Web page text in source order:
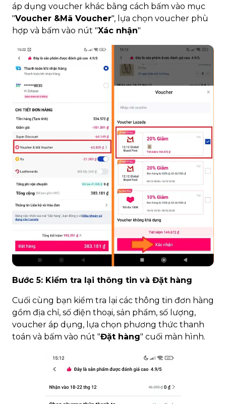
áp dụng voucher khác bằng cách bấm vào mục
"Voucher &Mã Voucher", lựa chọn voucher phù
hợp và bấm vào nút "Xác nhận"
Bước 5: Kiểm tra lại thông tin và Đặt hàng
Cuối cùng bạn kiểm tra lại các thông tin đơn hàng
gồm địa chỉ, số điện thoại, sản phẩm, số lượng,
voucher áp dụng, lựa chọn phương thức thanh
toán và bấm vào nút "Đặt hàng" cuối màn hình.